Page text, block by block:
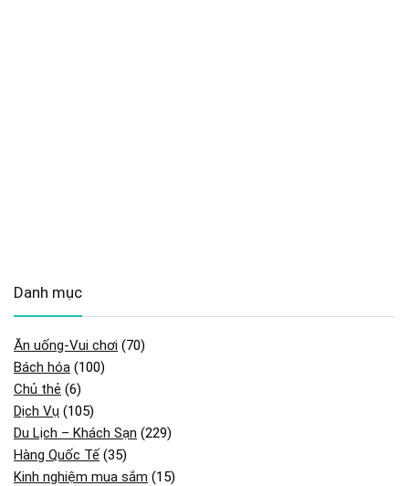
Danh mục
Ăn uống-Vui chơi (70)
Bách hóa (100)
Chủ thẻ (6)
Dịch Vụ (105)
Du Lịch – Khách Sạn (229)
Hàng Quốc Tế (35)
Kinh nghiệm mua sắm (15)